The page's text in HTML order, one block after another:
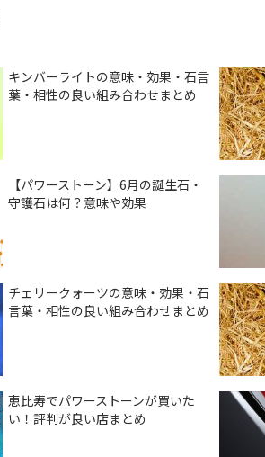
キンバーライトの意味・効果・石言
葉・相性の良い組み合わせまとめ
【パワーストーン】6月の誕生石・
守護石は何？意味や効果
チェリークォーツの意味・効果・石
言葉・相性の良い組み合わせまとめ
恵比寿でパワーストーンが買いた
い！評判が良い店まとめ